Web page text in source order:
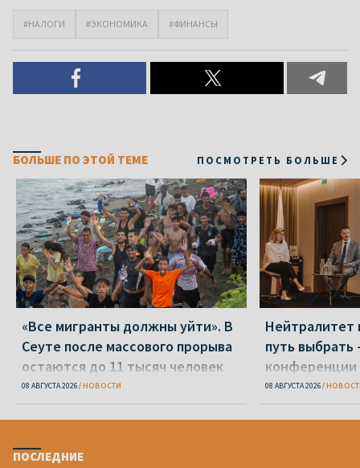
#НАЛОГИ #ЭКОНОМИКА #ФИНАНСЫ
БОЛЬШЕ ПО ЭТОЙ ТЕМЕ ПОСМОТРЕТЬ БОЛЬШЕ
«Все мигранты должны уйти». В
Сеуте после массового прорыва
остаются до 11 тысяч человек
08 АВГУСТА 2026 НОВОСТИ
Нейтралитет
путь выбрать
конференции
08 АВГУСТА 2026
ПОСЛЕДНИЕ